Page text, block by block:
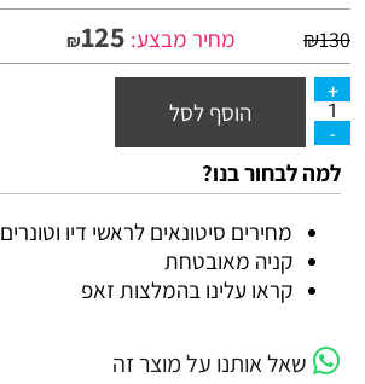
₪130 מחיר מבצע: ₪125
הוסף לסל
למה לבחור בנו?
מחירים סיטונאים לראשי דיו וטונרים
קניה מאובטחת
קראו עלינו בהמלצות זאפ
שאל אותנו על מוצר זה